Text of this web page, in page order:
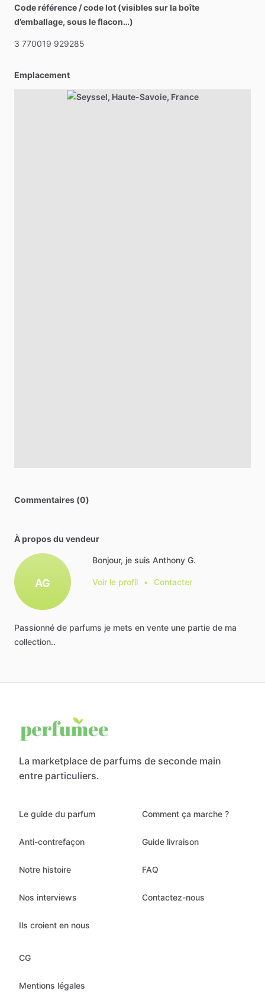
Code référence / code lot (visibles sur la boîte
d’emballage, sous le flacon…)
3 770019 929285
Emplacement
Commentaires (0)
À propos du vendeur
AG
Bonjour, je suis Anthony G.
Voir le profil • Contacter
Passionné de parfums je mets en vente une partie de ma
collection..
La marketplace de parfums de seconde main
entre particuliers.
Le guide du parfum
Anti-contrefaçon
Notre histoire
Nos interviews
Ils croient en nous
Comment ça marche ?
Guide livraison
FAQ
Contactez-nous
CG
Mentions légales